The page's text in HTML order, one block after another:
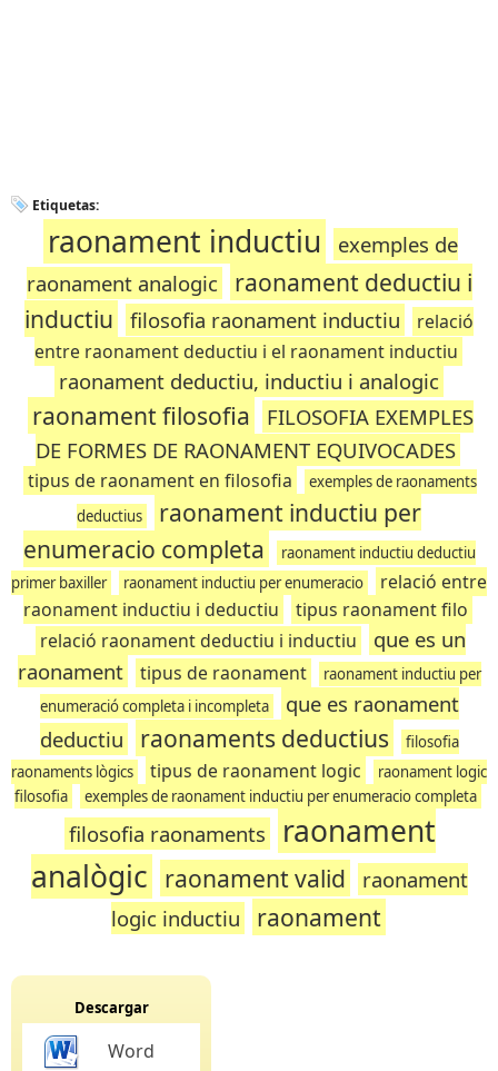
Etiquetas:
raonament inductiu
exemples de
raonament analogic
raonament deductiu i
inductiu
filosofia raonament inductiu
relació
entre raonament deductiu i el raonament inductiu
raonament deductiu, inductiu i analogic
raonament filosofia
FILOSOFIA EXEMPLES
DE FORMES DE RAONAMENT EQUIVOCADES
tipus de raonament en filosofia
exemples de raonaments
deductius
raonament inductiu per
enumeracio completa
raonament inductiu deductiu
primer baxiller
raonament inductiu per enumeracio
relació entre
raonament inductiu i deductiu
tipus raonament filo
relació raonament deductiu i inductiu
que es un
raonament
tipus de raonament
raonament inductiu per
enumeració completa i incompleta
que es raonament
deductiu
raonaments deductius
filosofia
raonaments lògics
tipus de raonament logic
raonament logic
filosofia
exemples de raonament inductiu per enumeracio completa
filosofia raonaments
raonament
analògic raonament valid
raonament
logic inductiu
raonament
Descargar
Word